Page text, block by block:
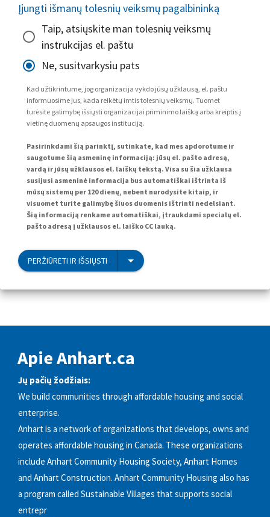
Įjungti išmanų tolesnių veiksmų pagalbininką
Taip, atsiųskite man tolesnių veiksmų
instrukcijas el. paštu
Ne, susitvarkysiu pats
Kad užtikrintume, jog organizacija vykdo jūsų užklausą, el. paštu
informuosime jus, kada reikėtų imtis tolesnių veiksmų. Tuomet
turėsite galimybę išsiųsti organizacijai priminimo laišką arba kreiptis į
vietinę duomenų apsaugos instituciją.
Pasirinkdami šią parinktį, sutinkate, kad mes apdorotume ir
saugotume šią asmeninę informaciją: jūsų el. pašto adresą,
vardą ir jūsų užklausos el. laiškų tekstą. Visa su šia užklausa
susijusi asmeninė informacija bus automatiškai ištrinta iš
mūsų sistemų per 120 dienų, nebent nurodysite kitaip, ir
visuomet turite galimybę šiuos duomenis ištrinti nedelsiant.
Šią informaciją renkame automatiškai, įtraukdami specialų el.
pašto adresą į užklausos el. laiško CC lauką.
PERŽIŪRĖTI IR IŠSIŲSTI
Apie Anhart.ca
Jų pačių žodžiais:
We build communities through affordable housing and social
enterprise.
Anhart is a network of organizations that develops, owns and
operates affordable housing in Canada. These organizations
include Anhart Community Housing Society, Anhart Homes
and Anhart Construction. Anhart Community Housing also has
a program called Sustainable Villages that supports social
entrepr